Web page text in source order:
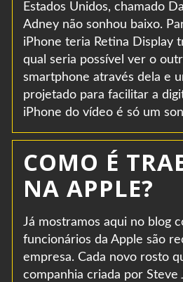
Estados Unidos, chamado
Adney não sonhou baixo.
iPhone teria Retina Display
qual seria possível ver o
smartphone através dela e
projetado para facilitar a
iPhone do vídeo é só um
COMO É
NA APPLE?
Já mostramos aqui no blog
funcionários da Apple são
empresa. Cada novo rosto
companhia criada por Steve